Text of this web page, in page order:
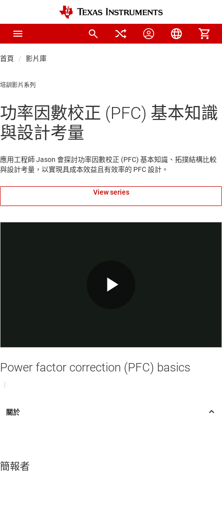
首頁 影片庫
培訓影片系列
功率因數校正 (PFC) 基本知識
與設計考量
應用工程師 Jason 會探討功率因數校正 (PFC) 基本知識、拓撲結構比較
與設計考量，以實現具成本效益且有效率的 PFC 設計。
Video
Power factor correction (PFC) basics
|
簡報者
View series